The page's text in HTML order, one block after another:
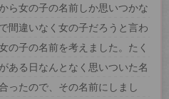
ら女の子の名前しか思いつかな
間違いなく女の子だろうと言わ
の子の名前を考えました。たく
ある日なんとなく思いついた名
ったので、その名前にしまし